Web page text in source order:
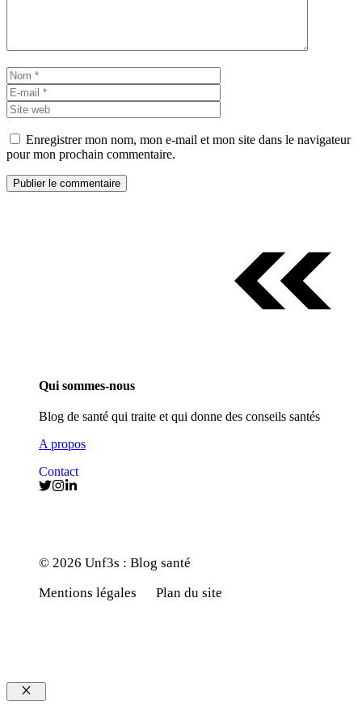
Nom
mail
web
Enregistrer mon nom, mon e-mail et mon site dans le navigateur
pour mon prochain commentaire.
Qui sommes-nous
Blog de santé qui traite et qui donne des conseils santés
A propos
Contact
© 2026 Unf3s : Blog santé
Mentions légales
Plan du site